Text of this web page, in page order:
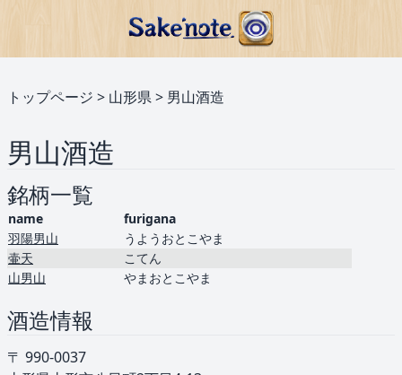
トップページ > 山形県> 男山酒造
男山酒造
銘柄一覧
name
furigana
羽陽男山
うようおとこやま
壷天
こてん
山男山
やまおとこやま
酒造情報
〒 990-0037